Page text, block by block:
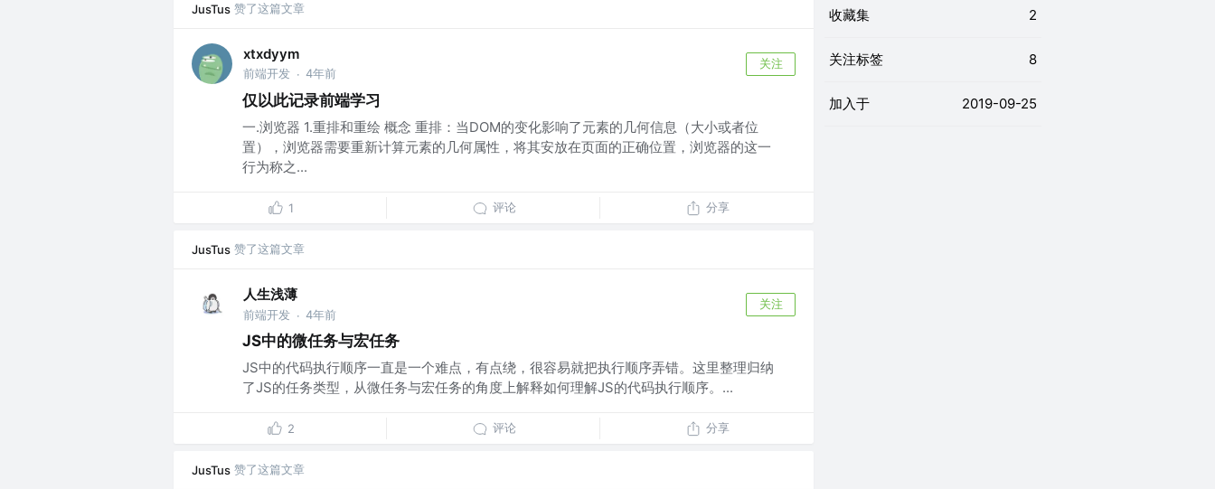
JusTus 赞了这篇文章
xtxdyym
前端开发 · 4年前
关注
仅以此记录前端学习
一.浏览器 1.重排和重绘 概念 重排：当DOM的变化影响了元素的几何信息（大小或者位
置），浏览器需要重新计算元素的几何属性，将其安放在页面的正确位置，浏览器的这一
行为称之...
1 评论 分享
JusTus 赞了这篇文章
人生浅薄
前端开发 · 4年前
关注
JS中的微任务与宏任务
JS中的代码执行顺序一直是一个难点，有点绕，很容易就把执行顺序弄错。这里整理归纳
了JS的任务类型，从微任务与宏任务的角度上解释如何理解JS的代码执行顺序。...
2 评论 分享
JusTus 赞了这篇文章
收藏集 2
关注标签 8
加入于 2019-09-25